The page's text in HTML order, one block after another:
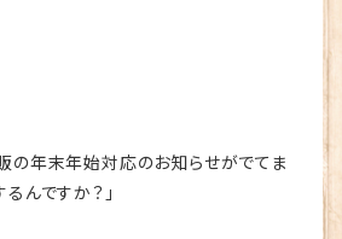
の年末年始対応のお知らせがでてま
んですか？」